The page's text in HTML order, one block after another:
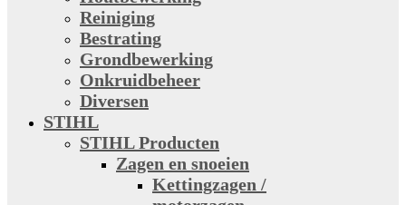
Reiniging
Bestrating
Grondbewerking
Onkruidbeheer
Diversen
STIHL
STIHL Producten
Zagen en snoeien
Kettingzagen /